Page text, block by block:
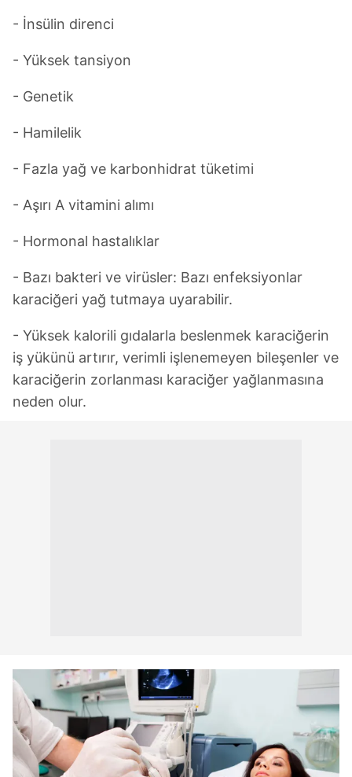
- İnsülin direnci
- Yüksek tansiyon
- Genetik
- Hamilelik
- Fazla yağ ve karbonhidrat tüketimi
- Aşırı A vitamini alımı
- Hormonal hastalıklar
- Bazı bakteri ve virüsler: Bazı enfeksiyonlar
karaciğeri yağ tutmaya uyarabilir.
- Yüksek kalorili gıdalarla beslenmek karaciğerin
iş yükünü artırır, verimli işlenemeyen bileşenler ve
karaciğerin zorlanması karaciğer yağlanmasına
neden olur.